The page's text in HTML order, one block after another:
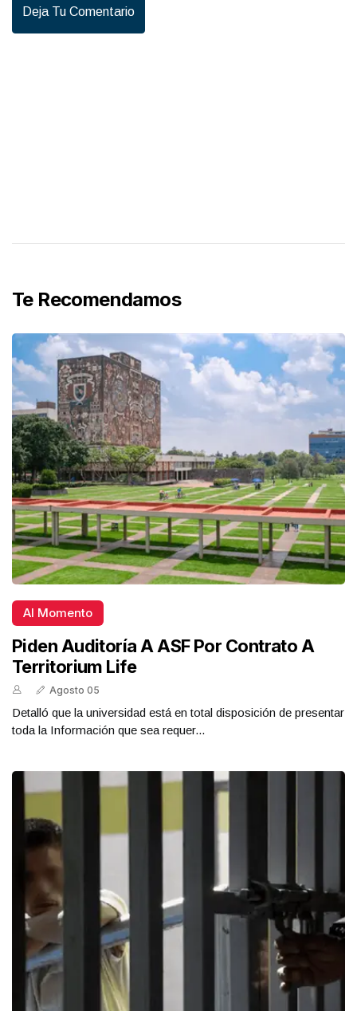
Deja Tu Comentario
Te Recomendamos
Al Momento
Piden Auditoría A ASF Por Contrato A
Territorium Life
Agosto 05
Detalló que la universidad está en total disposición de presentar
toda la Información que sea requer...